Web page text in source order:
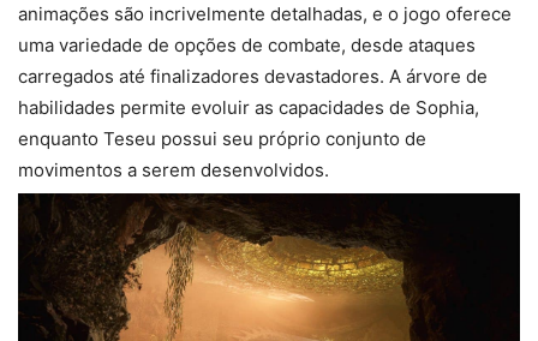
animações são incrivelmente detalhadas, e o jogo oferece
uma variedade de opções de combate, desde ataques
carregados até finalizadores devastadores. A árvore de
habilidades permite evoluir as capacidades de Sophia,
enquanto Teseu possui seu próprio conjunto de
movimentos a serem desenvolvidos.